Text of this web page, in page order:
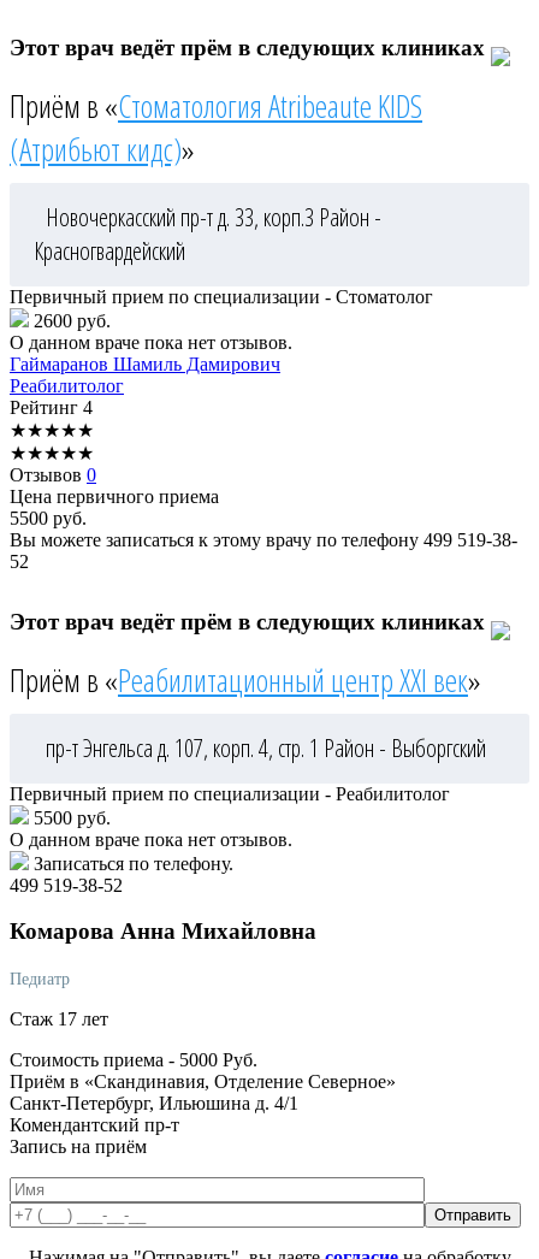
Этот врач ведёт прём в следующих клиниках
Приём в «Стоматология Atribeaute KIDS
(Атрибьют кидс)»
Новочеркасский пр-т д. 33, корп.3 Район -
Красногвардейский
Первичный прием по специализации - Стоматолог
2600 руб.
О данном враче пока нет отзывов.
Гаймаранов Шамиль Дамирович
Реабилитолог
Рейтинг 4
★★★★★
★★★★★
Отзывов 0
Цена первичного приема
5500 руб.
Вы можете записаться к этому врачу по телефону 499 519-38-
52
Этот врач ведёт прём в следующих клиниках
Приём в «Реабилитационный центр XXI век»
пр-т Энгельса д. 107, корп. 4, стр. 1 Район - Выборгский
Первичный прием по специализации - Реабилитолог
5500 руб.
О данном враче пока нет отзывов.
Записаться по телефону.
499 519-38-52
Комарова Анна Михайловна
Педиатр
Стаж 17 лет
Стоимость приема - 5000 Руб.
Приём в «Скандинавия, Отделение Северное»
Санкт-Петербург, Ильюшина д. 4/1
Комендантский пр-т
Запись на приём